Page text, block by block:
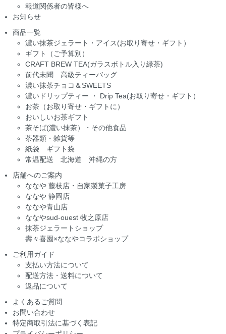
報道関係者の皆様へ
お知らせ
商品一覧
濃い抹茶ジェラート・アイス(お取り寄せ・ギフト）
ギフト（ご予算別）
CRAFT BREW TEA(ガラスボトル入り緑茶)
前代未聞 高級ティーバッグ
濃い抹茶チョコ＆SWEETS
濃いドリップティー ・ Drip Tea(お取り寄せ・ギフト）
お茶（お取り寄せ・ギフトに）
おいしいお茶ギフト
茶そば(濃い抹茶）・その他食品
茶器類・雑貨等
紙袋 ギフト袋
常温配送 北海道 沖縄の方
店舗へのご案内
ななや 藤枝店・自家製菓子工房
ななや 静岡店
ななや青山店
ななやsud-ouest 牧之原店
抹茶ジェラートショップ
壽々喜園×ななやコラボショップ
ご利用ガイド
支払い方法について
配送方法・送料について
返品について
よくあるご質問
お問い合わせ
特定商取引法に基づく表記